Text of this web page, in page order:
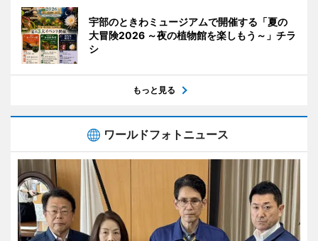
宇部のときわミュージアムで開催する「夏の
大冒険2026 ～夜の植物館を楽しもう～」チラ
シ
もっと見る
ワールドフォトニュース